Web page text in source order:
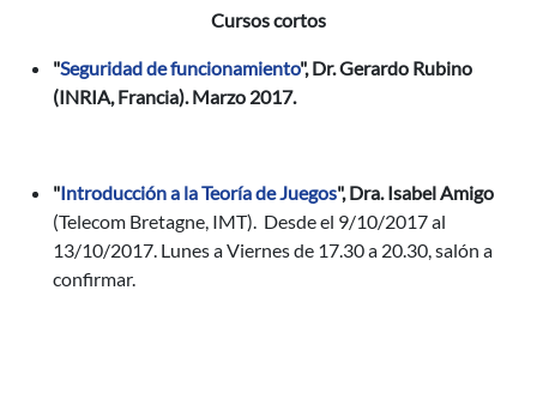
Cursos cortos
"Seguridad de funcionamiento", Dr. Gerardo Rubino
(INRIA, Francia). Marzo 2017.
"Introducción a la Teoría de Juegos", Dra. Isabel Amigo
(Telecom Bretagne, IMT). Desde el 9/10/2017 al
13/10/2017. Lunes a Viernes de 17.30 a 20.30, salón a
confirmar.